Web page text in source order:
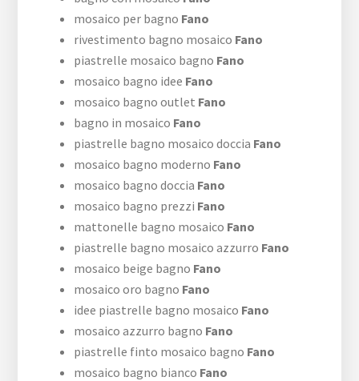
mosaico per bagno Fano
rivestimento bagno mosaico Fano
piastrelle mosaico bagno Fano
mosaico bagno idee Fano
mosaico bagno outlet Fano
bagno in mosaico Fano
piastrelle bagno mosaico doccia Fano
mosaico bagno moderno Fano
mosaico bagno doccia Fano
mosaico bagno prezzi Fano
mattonelle bagno mosaico Fano
piastrelle bagno mosaico azzurro Fano
mosaico beige bagno Fano
mosaico oro bagno Fano
idee piastrelle bagno mosaico Fano
mosaico azzurro bagno Fano
piastrelle finto mosaico bagno Fano
mosaico bagno bianco Fano